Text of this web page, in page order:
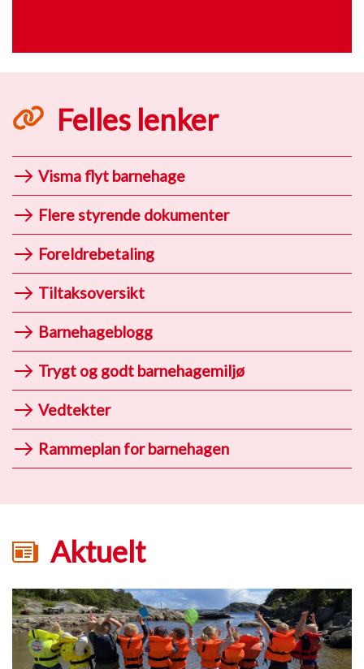
Felles lenker
Visma flyt barnehage
Flere styrende dokumenter
Foreldrebetaling
Tiltaksoversikt
Barnehageblogg
Trygt og godt barnehagemiljø
Vedtekter
Rammeplan for barnehagen
Aktuelt